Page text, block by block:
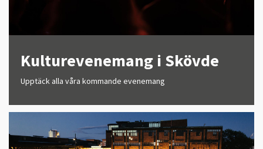
Kulturevenemang i Skövde
Upptäck alla våra kommande evenemang